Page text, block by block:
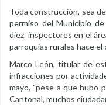
Toda construcción, sea
permiso del Municipio
diez inspectores en el
parroquias rurales hace
Marco León, titular de
infracciones por
mayo, "pese a que hubo
Cantonal, muchos